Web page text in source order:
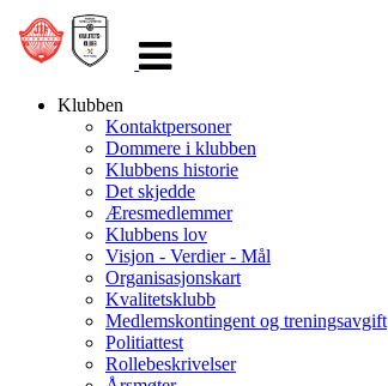
navigasjon
Klubben
Kontaktpersoner
Dommere i klubben
Klubbens historie
Det skjedde
Æresmedlemmer
Klubbens lov
Visjon - Verdier - Mål
Organisasjonskart
Kvalitetsklubb
Medlemskontingent og treningsavgift
Politiattest
Rollebeskrivelser